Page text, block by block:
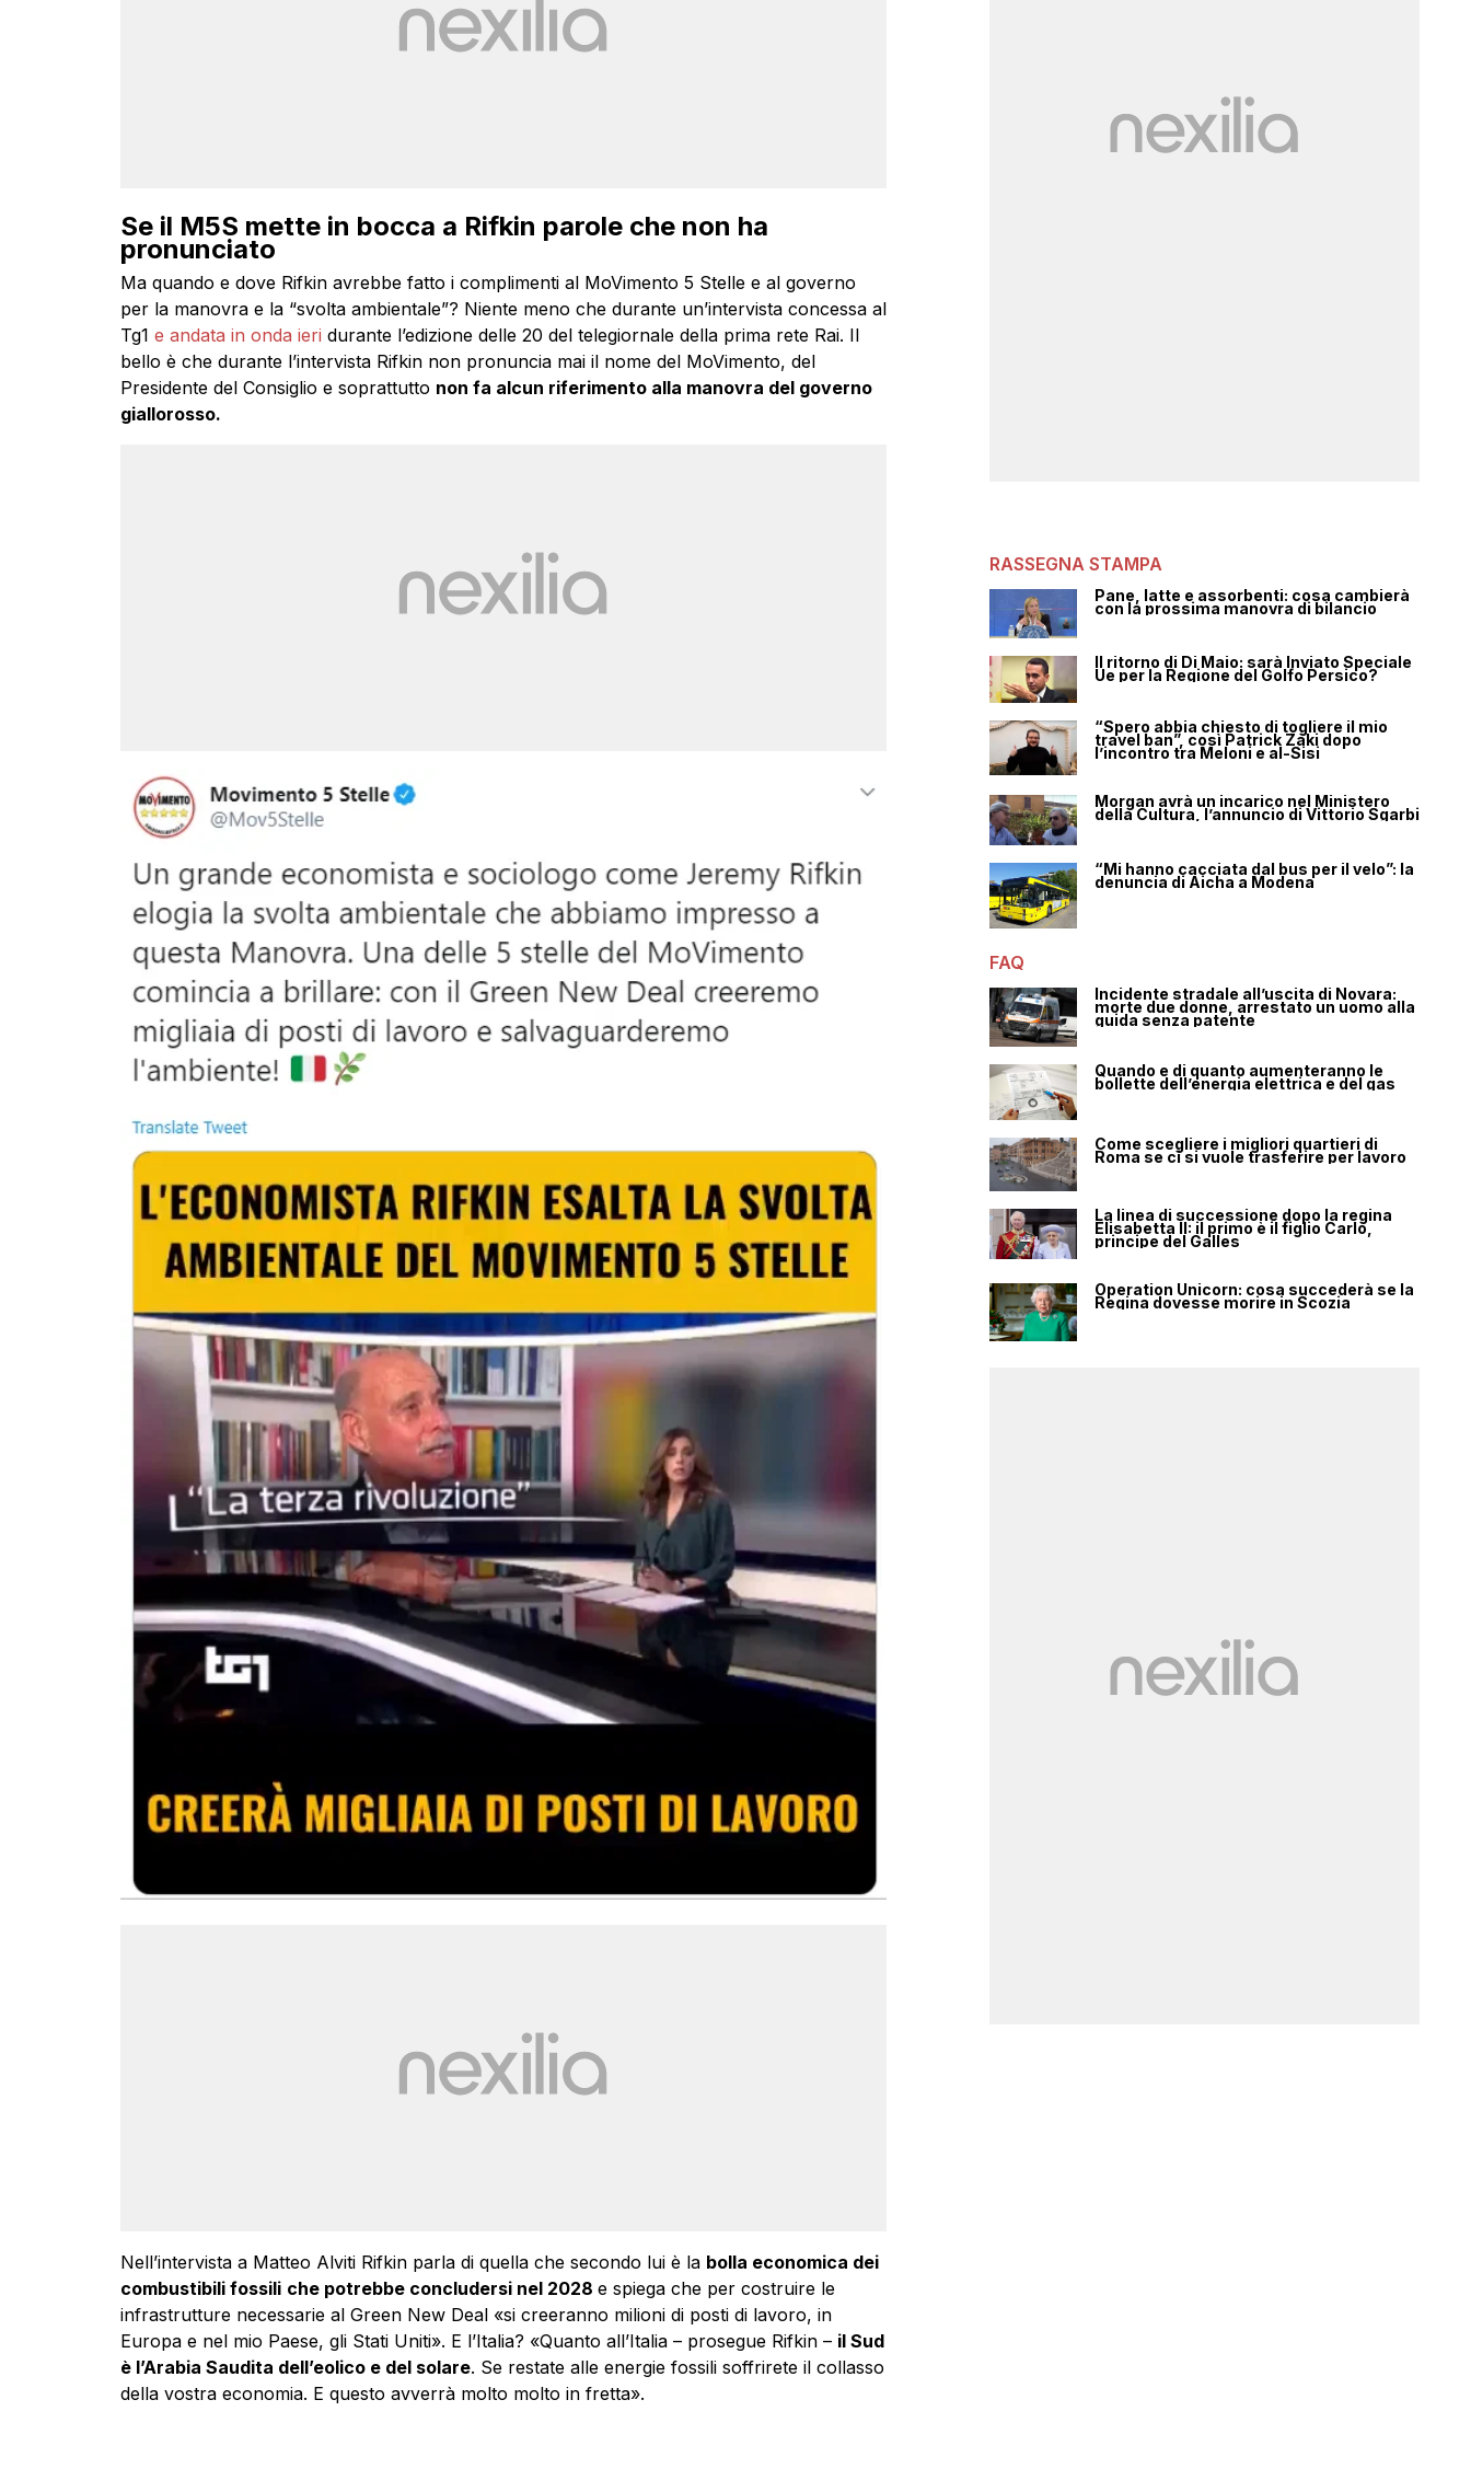
Se il M5S mette in bocca a Rifkin parole che non ha
pronunciato
Ma quando e dove Rifkin avrebbe fatto i complimenti al MoVimento 5 Stelle e al governo
per la manovra e la “svolta ambientale”? Niente meno che durante un’intervista concessa al
Tg1 e andata in onda ieri durante l’edizione delle 20 del telegiornale della prima rete Rai. Il
bello è che durante l’intervista Rifkin non pronuncia mai il nome del MoVimento, del
Presidente del Consiglio e soprattutto non fa alcun riferimento alla manovra del governo
giallorosso.
Nell’intervista a Matteo Alviti Rifkin parla di quella che secondo lui è la bolla economica dei
combustibili fossili che potrebbe concludersi nel 2028 e spiega che per costruire le
infrastrutture necessarie al Green New Deal «si creeranno milioni di posti di lavoro, in
Europa e nel mio Paese, gli Stati Uniti». E l’Italia? «Quanto all’Italia – prosegue Rifkin – il Sud
è l’Arabia Saudita dell’eolico e del solare. Se restate alle energie fossili soffrirete il collasso
della vostra economia. E questo avverrà molto molto in fretta».
RASSEGNA STAMPA
Pane, latte e assorbenti: cosa cambierà
con la prossima manovra di bilancio
Il ritorno di Di Maio: sarà Inviato Speciale
Ue per la Regione del Golfo Persico?
“Spero abbia chiesto di togliere il mio
travel ban”, così Patrick Zaki dopo
l’incontro tra Meloni e al-Sisi
Morgan avrà un incarico nel Ministero
della Cultura, l’annuncio di Vittorio Sgarbi
“Mi hanno cacciata dal bus per il velo”: la
denuncia di Aicha a Modena
FAQ
Incidente stradale all’uscita di Novara:
morte due donne, arrestato un uomo alla
guida senza patente
Quando e di quanto aumenteranno le
bollette dell’energia elettrica e del gas
Come scegliere i migliori quartieri di
Roma se ci si vuole trasferire per lavoro
La linea di successione dopo la regina
Elisabetta II: il primo è il figlio Carlo,
principe del Galles
Operation Unicorn: cosa succederà se la
Regina dovesse morire in Scozia